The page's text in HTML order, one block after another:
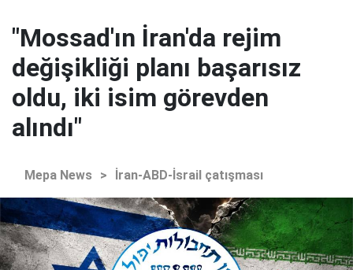
"Mossad'ın İran'da rejim
değişikliği planı başarısız
oldu, iki isim görevden
alındı"
Mepa News > İran-ABD-İsrail çatışması